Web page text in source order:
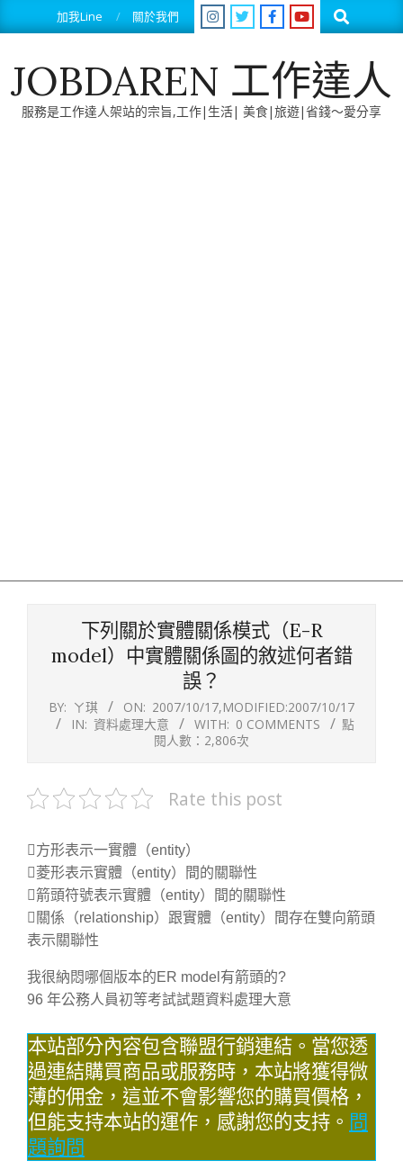
to
加我Line 關於我們 Search
JOBDAREN 工作達人
服務是工作達人架站的宗旨,工作|生活| 美食|旅遊|省錢～愛分享
下列關於實體關係模式（E-R
model）中實體關係圖的敘述何者錯
誤？
BY: ㄚ琪 ON: 2007/10/17,MODIFIED:2007/10/17
IN: 資料處理大意 WITH: 0 COMMENTS
點
閱人數：2,806次
Rate this post
方形表示一實體（entity）
菱形表示實體（entity）間的關聯性
箭頭符號表示實體（entity）間的關聯性
關係（relationship）跟實體（entity）間存在雙向箭頭
表示關聯性
我很納悶哪個版本的ER model有箭頭的?
96 年公務人員初等考試試題資料處理大意
本站部分內容包含聯盟行銷連結。當您透
過連結購買商品或服務時，本站將獲得微
薄的佣金，這並不會影響您的購買價格，
但能支持本站的運作，感謝您的支持。 問
題詢問